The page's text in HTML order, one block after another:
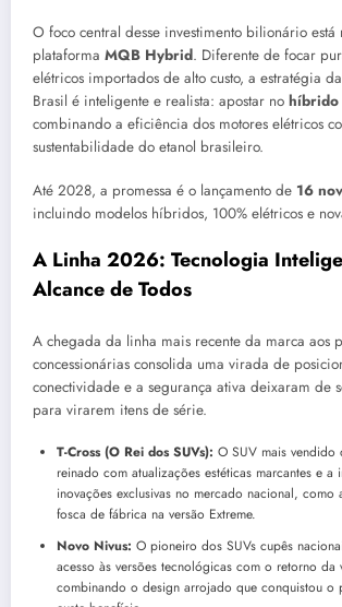
O foco central desse investimento bilionário
plataforma MQB Hybrid. Diferente de focar
elétricos importados de alto custo, a estratégia
Brasil é inteligente e realista: apostar no
combinando a eficiência dos motores elétricos
sustentabilidade do etanol brasileiro.
Até 2028, a promessa é o lançamento de 16
incluindo modelos híbridos, 100% elétricos e
A Linha 2026: Tecnologia
Alcance de Todos
A chegada da linha mais recente da marca aos
concessionárias consolida uma virada de
conectividade e a segurança ativa deixaram de
para virarem itens de série.
T-Cross (O Rei dos SUVs): O SUV mais vendido
reinado com atualizações estéticas marcantes e a
inovações exclusivas no mercado nacional,
fosca de fábrica na versão Extreme.
Novo Nivus: O pioneiro dos SUVs cupês
acesso às versões tecnológicas com o retorno da
combinando o design arrojado que conquistou o